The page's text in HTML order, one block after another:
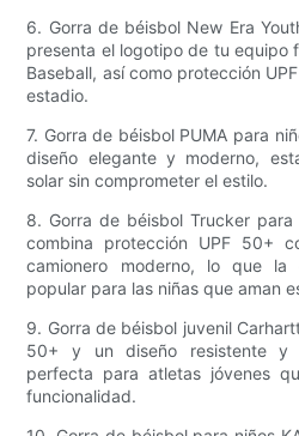
6. Gorra de béisbol New Era
presenta el logotipo de tu equipo
Baseball, así como protección
estadio.
7. Gorra de béisbol PUMA para
diseño elegante y moderno,
solar sin comprometer el estilo.
8. Gorra de béisbol Trucker
combina protección UPF 50+
camionero moderno, lo que
popular para las niñas que aman
9. Gorra de béisbol juvenil
50+ y un diseño resistente y
perfecta para atletas jóvenes
funcionalidad.